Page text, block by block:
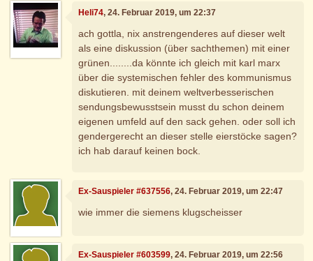
Heli74, 24. Februar 2019, um 22:37
ach gottla, nix anstrengenderes auf dieser welt
als eine diskussion (über sachthemen) mit einer
grünen........da könnte ich gleich mit karl marx
über die systemischen fehler des kommunismus
diskutieren. mit deinem weltverbesserischen
sendungsbewusstsein musst du schon deinem
eigenen umfeld auf den sack gehen. oder soll ich
gendergerecht an dieser stelle eierstöcke sagen?
ich hab darauf keinen bock.
Ex-Sauspieler #637556, 24. Februar 2019, um 22:47
wie immer die siemens klugscheisser
Ex-Sauspieler #603599, 24. Februar 2019, um 22:56